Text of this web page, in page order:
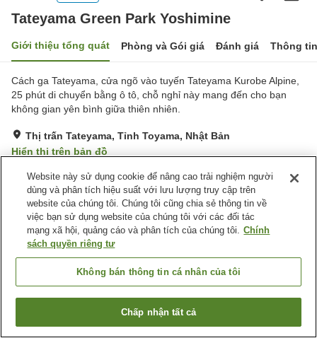
Tateyama Green Park Yoshimine
Giới thiệu tổng quát Phòng và Gói giá Đánh giá Thông
Cách ga Tateyama, cửa ngõ vào tuyến Tateyama Kurobe Alpine,
25 phút di chuyển bằng ô tô, chỗ nghỉ này mang đến cho bạn
không gian yên bình giữa thiên nhiên.
Thị trấn Tateyama, Tỉnh Toyama, Nhật Bản
Hiển thị trên bản đồ
Rất tốt Đánh giá:9lượt
Tiện nghi chỗ nghỉ
Bãi đỗ xe
Xông hơi
Nhà hàng
Trang chủ Nhật Bản Tỉnh Toyama
Thị trấn Tateyama
Tateyama Green Park Yoshimine
Tìm phòng trống
Website này sử dụng cookie để nâng cao trải nghiệm người
dùng và phân tích hiệu suất với lưu lượng truy cập trên
website của chúng tôi. Chúng tôi cũng chia sẻ thông tin về
việc bạn sử dụng website của chúng tôi với các đối tác
mạng xã hội, quảng cáo và phân tích của chúng tôi. Chính
sách quyền riêng tư
Không bán thông tin cá nhân của tôi
Chấp nhận tất cả